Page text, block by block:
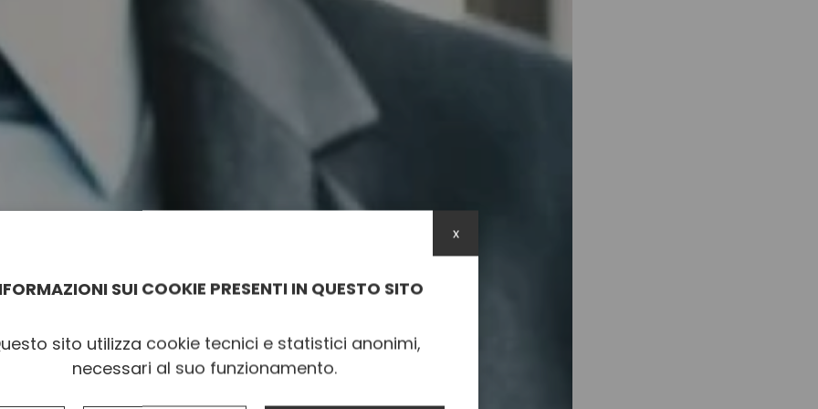
SUI COOKIE PRESENTI IN QUESTO SITO
sito utilizza cookie tecnici e statistici anonimi,
necessari al suo funzionamento.
x